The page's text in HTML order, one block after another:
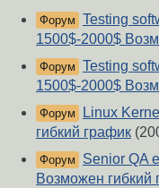
Форум Testing
1500$-2000$
Форум Testing
1500$-2000$
Форум
Linux
гибкий график
Форум
Senior QA
Возможен гибкий